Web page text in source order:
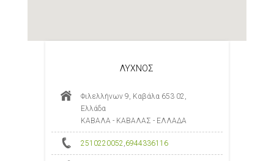
ΛΥΧΝΟΣ
Φιλελλήνων 9, Καβάλα 653 02,
Ελλάδα
ΚΑΒΑΛΑ - ΚΑΒΑΛΑΣ - ΕΛΛΑΔΑ
2510220052,6944336116